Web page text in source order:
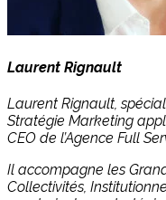
Laurent Rignault
Laurent Rignault,
Stratégie Marketing
CEO de l’Agence Full
Il accompagne les
Collectivités,